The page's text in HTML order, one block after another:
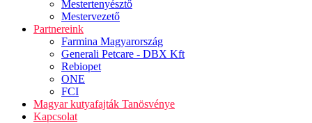
Mestertenyésztő
Mestervezető
Partnereink
Farmina Magyarország
Generali Petcare - DBX Kft
Rebiopet
ONE
FCI
Magyar kutyafajták Tanösvénye
Kapcsolat